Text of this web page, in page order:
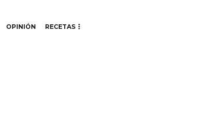
OPINIÓN RECETAS